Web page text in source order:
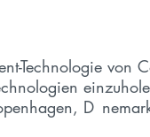
Technologie
D